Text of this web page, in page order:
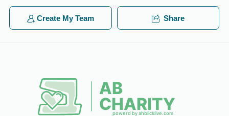
Create My Team Share